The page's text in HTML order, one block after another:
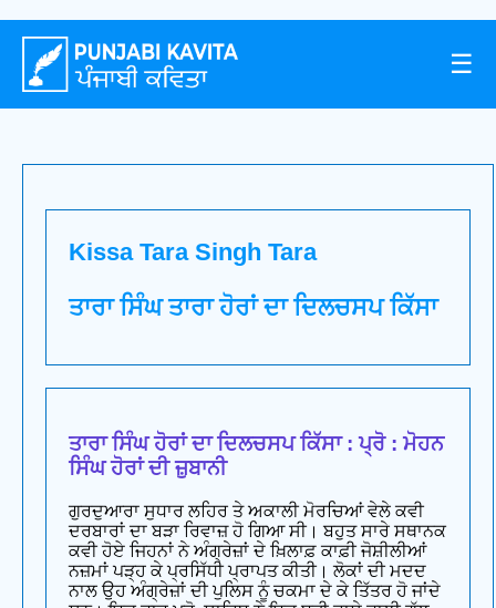
☰
Kissa Tara Singh Tara
ਤਾਰਾ ਸਿੰਘ ਤਾਰਾ ਹੋਰਾਂ ਦਾ ਦਿਲਚਸਪ ਕਿੱਸਾ
ਤਾਰਾ ਸਿੰਘ ਹੋਰਾਂ ਦਾ ਦਿਲਚਸਪ ਕਿੱਸਾ : ਪ੍ਰੋ : ਮੋਹਨ
ਸਿੰਘ ਹੋਰਾਂ ਦੀ ਜ਼ੁਬਾਨੀ
ਗੁਰਦੁਆਰਾ ਸੁਧਾਰ ਲਹਿਰ ਤੇ ਅਕਾਲੀ ਮੋਰਚਿਆਂ ਵੇਲੇ ਕਵੀ
ਦਰਬਾਰਾਂ ਦਾ ਬੜਾ ਰਿਵਾਜ਼ ਹੋ ਗਿਆ ਸੀ। ਬਹੁਤ ਸਾਰੇ ਸਥਾਨਕ
ਕਵੀ ਹੋਏ ਜਿਹਨਾਂ ਨੇ ਅੰਗ੍ਰੇਜ਼ਾਂ ਦੇ ਖ਼ਿਲਾਫ਼ ਕਾਫ਼ੀ ਜੋਸ਼ੀਲੀਆਂ
ਨਜ਼ਮਾਂ ਪੜ੍ਹ ਕੇ ਪ੍ਰਸਿੱਧੀ ਪ੍ਰਾਪਤ ਕੀਤੀ। ਲੋਕਾਂ ਦੀ ਮਦਦ
ਨਾਲ ਉਹ ਅੰਗ੍ਰੇਜ਼ਾਂ ਦੀ ਪੁਲਿਸ ਨੂੰ ਚਕਮਾ ਦੇ ਕੇ ਤਿੱਤਰ ਹੋ ਜਾਂਦੇ